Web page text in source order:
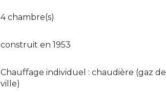
4 chambre(s)
construit en 1953
Chauffage individuel : chaudière (gaz de
ville)